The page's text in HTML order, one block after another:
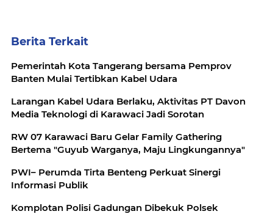
Berita Terkait
Pemerintah Kota Tangerang bersama Pemprov
Banten Mulai Tertibkan Kabel Udara
Larangan Kabel Udara Berlaku, Aktivitas PT Davon
Media Teknologi di Karawaci Jadi Sorotan
RW 07 Karawaci Baru Gelar Family Gathering
Bertema "Guyub Warganya, Maju Lingkungannya"
PWI– Perumda Tirta Benteng Perkuat Sinergi
Informasi Publik
Komplotan Polisi Gadungan Dibekuk Polsek